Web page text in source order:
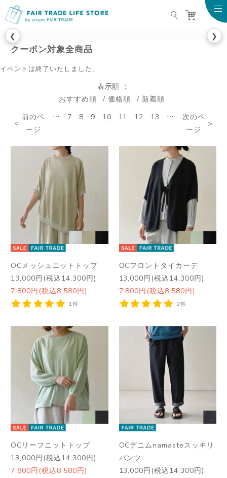
FAIR TRADE LIFE
❮ ❯
クーポン対象全商品
イベントは終了いたしました。
表示順
おすすめ順
価格順
新着順
前のペ
ージ
… 7 8 9 10 11 12 13 …
次のペ
ージ
OCメッシュニットトップ
13,000円(税込14,300円)
7,800円(税込8,580円)
1件
OCフロントタイカーデ
13,000円(税込14,300円)
7,800円(税込8,580円)
2件
OCリーフニットトップ
13,000円(税込14,300円)
7,800円(税込8,580円)
OCデニムnamasteスッキリ
パンツ
13,000円(税込14,300円)